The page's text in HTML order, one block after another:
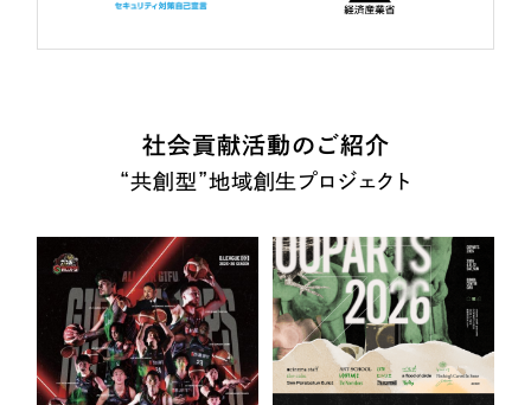
社会貢献活動のご紹介
“共創型”地域創生プロジェクト